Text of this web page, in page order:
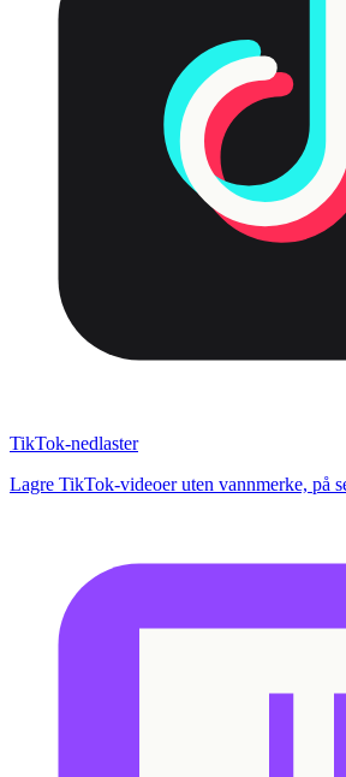
TikTok-nedlaster
Lagre TikTok-videoer uten vannmerke, på